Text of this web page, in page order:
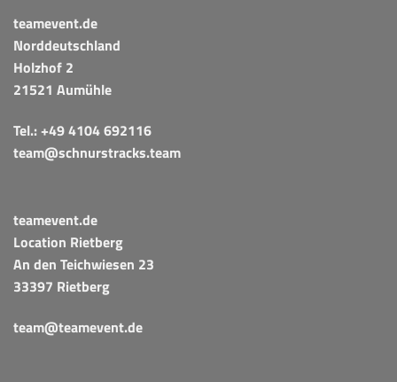
teamevent.de
Norddeutschland
Holzhof 2
21521 Aumühle
Tel.:+49 4104 692116
team@schnurstracks.team
teamevent.de
Location Rietberg
An den Teichwiesen 23
33397 Rietberg
team@teamevent.de